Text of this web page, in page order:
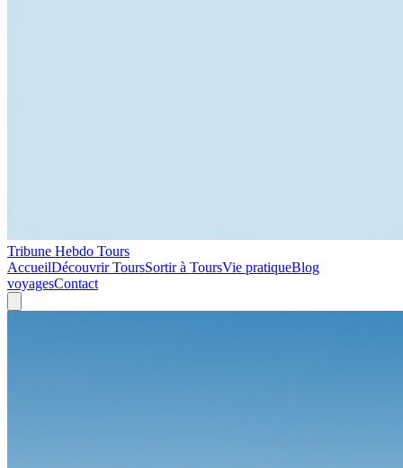
Tribune Hebdo Tours
AccueilDécouvrir ToursSortir à ToursVie pratiqueBlog
voyagesContact